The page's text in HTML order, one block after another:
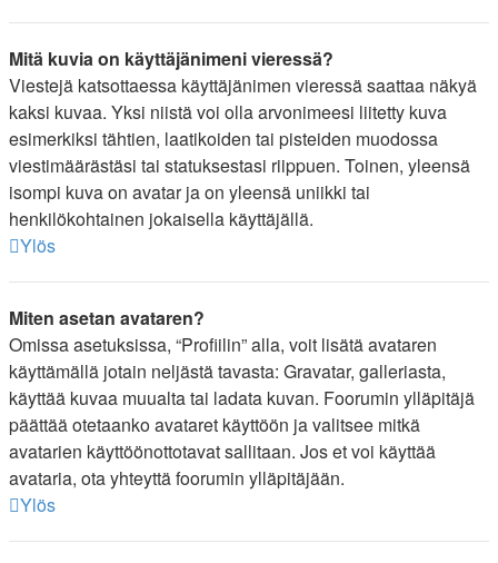
Mitä kuvia on käyttäjänimeni vieressä?
Viestejä katsottaessa käyttäjänimen vieressä saattaa näkyä
kaksi kuvaa. Yksi niistä voi olla arvonimeesi liitetty kuva
esimerkiksi tähtien, laatikoiden tai pisteiden muodossa
viestimäärästäsi tai statuksestasi riippuen. Toinen, yleensä
isompi kuva on avatar ja on yleensä uniikki tai
henkilökohtainen jokaisella käyttäjällä.
Ylös
Miten asetan avataren?
Omissa asetuksissa, “Profiilin” alla, voit lisätä avataren
käyttämällä jotain neljästä tavasta: Gravatar, galleriasta,
käyttää kuvaa muualta tai ladata kuvan. Foorumin ylläpitäjä
päättää otetaanko avataret käyttöön ja valitsee mitkä
avatarien käyttöönottotavat sallitaan. Jos et voi käyttää
avataria, ota yhteyttä foorumin ylläpitäjään.
Ylös